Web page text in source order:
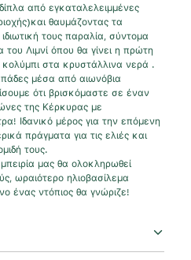
από εγκαταλελειμμένες
θαυμάζοντας τα
τους παραλία, σύντομα
Λιμνί όπου θα γίνει η πρώτη
στα κρυστάλλινα νερά .
μέσα από αιωνόβια
ότι βρισκόμαστε σε έναν
της Κέρκυρας με
Ιδανικό μέρος για την επόμενη
πράγματα για τις ελιές και
τη συγκομιδή τους.
ολοκληρωθεί
ωραιότερο ηλιοβασίλεμα
ένας ντόπιος θα γνώριζε!